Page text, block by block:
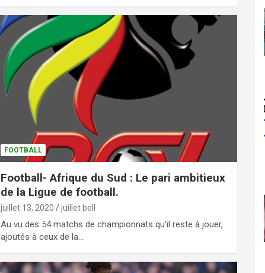
FOOTBALL
Football- Afrique du Sud : Le pari ambitieux
de la Ligue de football.
juillet 13, 2020 juillet bell
Au vu des 54 matchs de championnats qu’il reste à jouer,
ajoutés à ceux de la…